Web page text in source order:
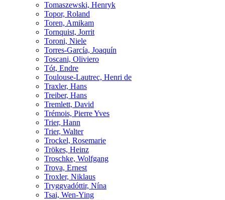
Tomaszewski, Henryk
Topor, Roland
Toren, Amikam
Tornquist, Jorrit
Toroni, Niele
Torres-García, Joaquín
Toscani, Oliviero
Tót, Endre
Toulouse-Lautrec, Henri de
Traxler, Hans
Treiber, Hans
Tremlett, David
Trémois, Pierre Yves
Trier, Hann
Trier, Walter
Trockel, Rosemarie
Trökes, Heinz
Troschke, Wolfgang
Trova, Ernest
Troxler, Niklaus
Tryggvadóttir, Nína
Tsai, Wen-Ying